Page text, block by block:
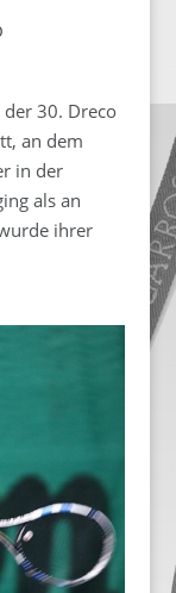
30. Dreco
an dem
in der
als an
ihrer